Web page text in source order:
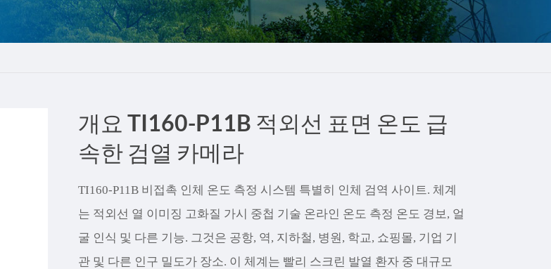
português
Indonesia
TY_CHINAS
개요 TI160-P11B 적외선 표면 온도 급
속한 검열 카메라
TI160-P11B 비접촉 인체 온도 측정 시스템 특별히 인체 검역 사이트. 체계
는 적외선 열 이미징 고화질 가시 중첩 기술 온라인 온도 측정 온도 경보, 얼
굴 인식 및 다른 기능. 그것은 공항, 역, 지하철, 병원, 학교, 쇼핑몰, 기업 기
관 및 다른 인구 밀도가 장소. 이 체계는 빨리 스크린 발열 환자 중 대규모